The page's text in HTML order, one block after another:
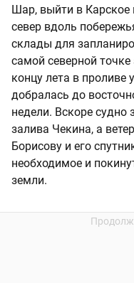
Шар, выйти в Карское
север вдоль
склады для
самой северной
концу лета в
добралась до
недели. Вскоре судно
залива Чекина, а
Борисову и его
необходимое и
земли.